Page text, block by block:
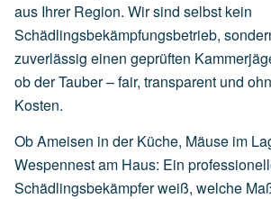
aus Ihrer Region. Wir sind selbst kein
Schädlingsbekämpfungsbetrieb,
zuverlässig einen geprüften
ob der Tauber – fair, transparent und
Kosten.
Ob Ameisen in der Küche, Mäuse im
Wespennest am Haus: Ein
Schädlingsbekämpfer weiß, welche